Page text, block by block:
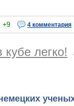
+9 4 комментария
легко!